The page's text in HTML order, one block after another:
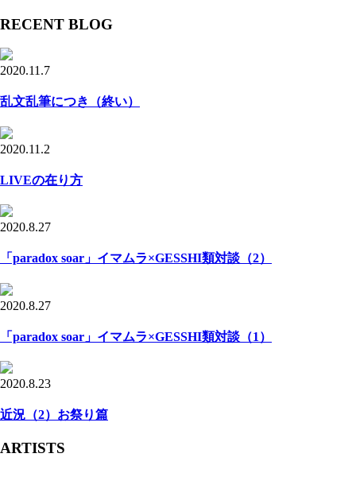
RECENT BLOG
2020.11.7
乱文乱筆につき（終い）
2020.11.2
LIVEの在り方
2020.8.27
「paradox soar」イマムラ×GESSHI類対談（2）
2020.8.27
「paradox soar」イマムラ×GESSHI類対談（1）
2020.8.23
近況（2）お祭り篇
ARTISTS